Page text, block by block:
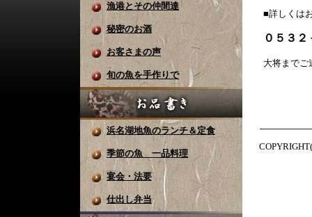
漁港とその仲間達
秘密のお酒
お客さまの声
旬の魚を手作りで
浜名湖地魚のランチ＆定食
季節の魚 一品料理
宴会・法要
仕出し弁当
■詳しくは
０５３２
大将までご